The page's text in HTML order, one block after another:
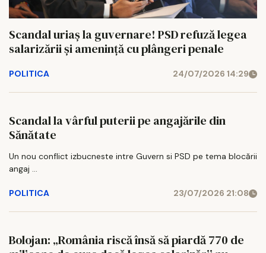
Scandal uriaș la guvernare! PSD refuză legea
salarizării și amenință cu plângeri penale
POLITICA 24/07/2026 14:29
Scandal la vârful puterii pe angajările din
Sănătate
Un nou conflict izbucneste intre Guvern si PSD pe tema blocării
angaj ...
POLITICA 23/07/2026 21:08
Bolojan: „România riscă însă să piardă 770 de